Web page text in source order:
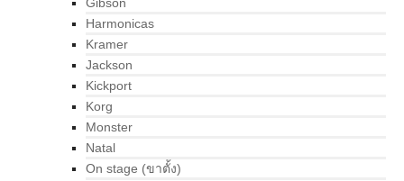
Harmonicas
Kramer
Jackson
Kickport
Korg
Monster
Natal
On stage (ขาตั้ง)